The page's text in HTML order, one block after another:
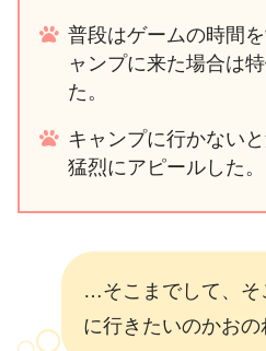
普段はゲームの時間
ャンプに来た場合は
た。
キャンプに行かない
猛烈にアピールした。
…そこまでして、そ
に行きたいのかおの